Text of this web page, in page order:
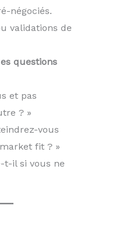
négociés.
validations de
questions
et pas
? »
vous
fit ? »
t-il si vous ne